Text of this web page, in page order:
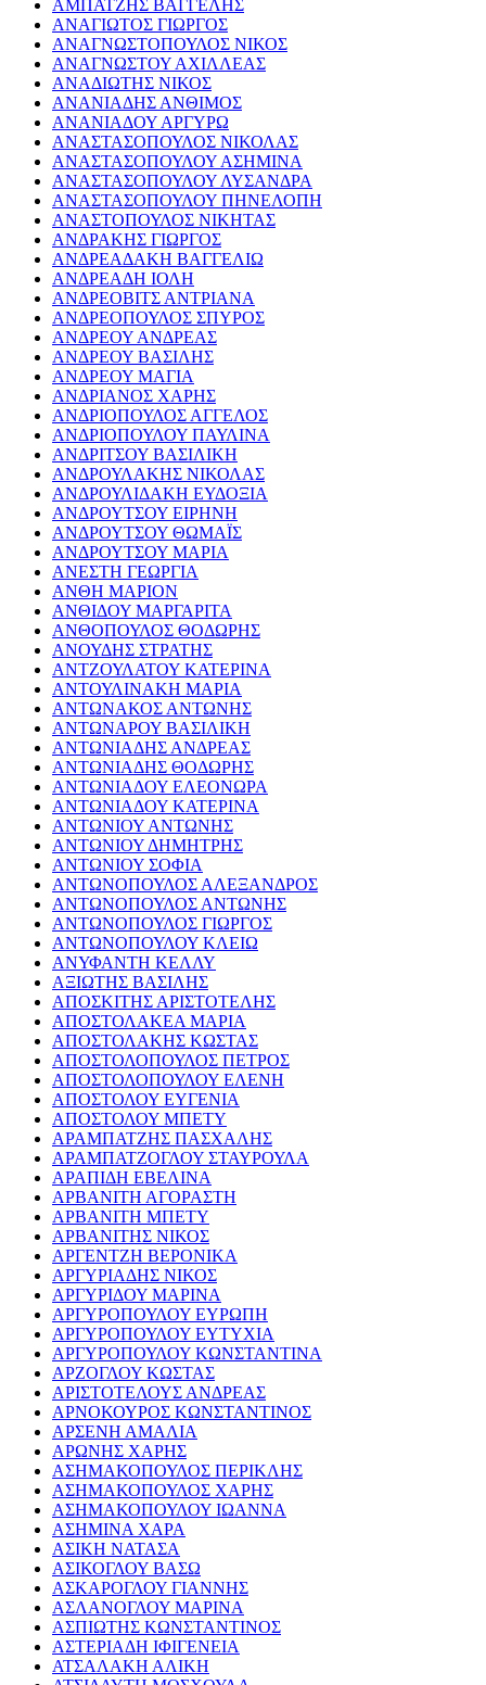
ΑΜΠΑΤΖΗΣ ΒΑΓΓΕΛΗΣ
ΑΝΑΓΙΩΤΟΣ ΓΙΩΡΓΟΣ
ΑΝΑΓΝΩΣΤΟΠΟΥΛΟΣ ΝΙΚΟΣ
ΑΝΑΓΝΩΣΤΟΥ ΑΧΙΛΛΕΑΣ
ΑΝΑΔΙΩΤΗΣ ΝΙΚΟΣ
ΑΝΑΝΙΑΔΗΣ ΑΝΘΙΜΟΣ
ΑΝΑΝΙΑΔΟΥ ΑΡΓΥΡΩ
ΑΝΑΣΤΑΣΟΠΟΥΛΟΣ ΝΙΚΟΛΑΣ
ΑΝΑΣΤΑΣΟΠΟΥΛΟΥ ΑΣΗΜΙΝΑ
ΑΝΑΣΤΑΣΟΠΟΥΛΟΥ ΛΥΣΑΝΔΡΑ
ΑΝΑΣΤΑΣΟΠΟΥΛΟΥ ΠΗΝΕΛΟΠΗ
ΑΝΑΣΤΟΠΟΥΛΟΣ ΝΙΚΗΤΑΣ
ΑΝΔΡΑΚΗΣ ΓΙΩΡΓΟΣ
ΑΝΔΡΕΑΔΑΚΗ ΒΑΓΓΕΛΙΩ
ΑΝΔΡΕΑΔΗ ΙΟΛΗ
ΑΝΔΡΕΟΒΙΤΣ ΑΝΤΡΙΑΝΑ
ΑΝΔΡΕΟΠΟΥΛΟΣ ΣΠΥΡΟΣ
ΑΝΔΡΕΟΥ ΑΝΔΡΕΑΣ
ΑΝΔΡΕΟΥ ΒΑΣΙΛΗΣ
ΑΝΔΡΕΟΥ ΜΑΓΙΑ
ΑΝΔΡΙΑΝΟΣ ΧΑΡΗΣ
ΑΝΔΡΙΟΠΟΥΛΟΣ ΑΓΓΕΛΟΣ
ΑΝΔΡΙΟΠΟΥΛΟΥ ΠΑΥΛΙΝΑ
ΑΝΔΡΙΤΣΟΥ ΒΑΣΙΛΙΚΗ
ΑΝΔΡΟΥΛΑΚΗΣ ΝΙΚΟΛΑΣ
ΑΝΔΡΟΥΛΙΔΑΚΗ ΕΥΔΟΞΙΑ
ΑΝΔΡΟΥΤΣΟΥ ΕΙΡΗΝΗ
ΑΝΔΡΟΥΤΣΟΥ ΘΩΜΑΪΣ
ΑΝΔΡΟΥΤΣΟΥ ΜΑΡΙΑ
ΑΝΕΣΤΗ ΓΕΩΡΓΙΑ
ΑΝΘΗ ΜΑΡΙΟΝ
ΑΝΘΙΔΟΥ ΜΑΡΓΑΡΙΤΑ
ΑΝΘΟΠΟΥΛΟΣ ΘΟΔΩΡΗΣ
ΑΝΟΥΔΗΣ ΣΤΡΑΤΗΣ
ΑΝΤΖΟΥΛΑΤΟΥ ΚΑΤΕΡΙΝΑ
ΑΝΤΟΥΛΙΝΑΚΗ ΜΑΡΙΑ
ΑΝΤΩΝΑΚΟΣ ΑΝΤΩΝΗΣ
ΑΝΤΩΝΑΡΟΥ ΒΑΣΙΛΙΚΗ
ΑΝΤΩΝΙΑΔΗΣ ΑΝΔΡΕΑΣ
ΑΝΤΩΝΙΑΔΗΣ ΘΟΔΩΡΗΣ
ΑΝΤΩΝΙΑΔΟΥ ΕΛΕΟΝΩΡΑ
ΑΝΤΩΝΙΑΔΟΥ ΚΑΤΕΡΙΝΑ
ΑΝΤΩΝΙΟΥ ΑΝΤΩΝΗΣ
ΑΝΤΩΝΙΟΥ ΔΗΜΗΤΡΗΣ
ΑΝΤΩΝΙΟΥ ΣΟΦΙΑ
ΑΝΤΩΝΟΠΟΥΛΟΣ ΑΛΕΞΑΝΔΡΟΣ
ΑΝΤΩΝΟΠΟΥΛΟΣ ΑΝΤΩΝΗΣ
ΑΝΤΩΝΟΠΟΥΛΟΣ ΓΙΩΡΓΟΣ
ΑΝΤΩΝΟΠΟΥΛΟΥ ΚΛΕΙΩ
ΑΝΥΦΑΝΤΗ ΚΕΛΛΥ
ΑΞΙΩΤΗΣ ΒΑΣΙΛΗΣ
ΑΠΟΣΚΙΤΗΣ ΑΡΙΣΤΟΤΕΛΗΣ
ΑΠΟΣΤΟΛΑΚΕΑ ΜΑΡΙΑ
ΑΠΟΣΤΟΛΑΚΗΣ ΚΩΣΤΑΣ
ΑΠΟΣΤΟΛΟΠΟΥΛΟΣ ΠΕΤΡΟΣ
ΑΠΟΣΤΟΛΟΠΟΥΛΟΥ ΕΛΕΝΗ
ΑΠΟΣΤΟΛΟΥ ΕΥΓΕΝΙΑ
ΑΠΟΣΤΟΛΟΥ ΜΠΕΤΥ
ΑΡΑΜΠΑΤΖΗΣ ΠΑΣΧΑΛΗΣ
ΑΡΑΜΠΑΤΖΟΓΛΟΥ ΣΤΑΥΡΟΥΛΑ
ΑΡΑΠΙΔΗ ΕΒΕΛΙΝΑ
ΑΡΒΑΝΙΤΗ ΑΓΟΡΑΣΤΗ
ΑΡΒΑΝΙΤΗ ΜΠΕΤΥ
ΑΡΒΑΝΙΤΗΣ ΝΙΚΟΣ
ΑΡΓΕΝΤΖΗ ΒΕΡΟΝΙΚΑ
ΑΡΓΥΡΙΑΔΗΣ ΝΙΚΟΣ
ΑΡΓΥΡΙΔΟΥ ΜΑΡΙΝΑ
ΑΡΓΥΡΟΠΟΥΛΟΥ ΕΥΡΩΠΗ
ΑΡΓΥΡΟΠΟΥΛΟΥ ΕΥΤΥΧΙΑ
ΑΡΓΥΡΟΠΟΥΛΟΥ ΚΩΝΣΤΑΝΤΙΝΑ
ΑΡΖΟΓΛΟΥ ΚΩΣΤΑΣ
ΑΡΙΣΤΟΤΕΛΟΥΣ ΑΝΔΡΕΑΣ
ΑΡΝΟΚΟΥΡΟΣ ΚΩΝΣΤΑΝΤΙΝΟΣ
ΑΡΣΕΝΗ ΑΜΑΛΙΑ
ΑΡΩΝΗΣ ΧΑΡΗΣ
ΑΣΗΜΑΚΟΠΟΥΛΟΣ ΠΕΡΙΚΛΗΣ
ΑΣΗΜΑΚΟΠΟΥΛΟΣ ΧΑΡΗΣ
ΑΣΗΜΑΚΟΠΟΥΛΟΥ ΙΩΑΝΝΑ
ΑΣΗΜΙΝΑ ΧΑΡΑ
ΑΣΙΚΗ ΝΑΤΑΣΑ
ΑΣΙΚΟΓΛΟΥ ΒΑΣΩ
ΑΣΚΑΡΟΓΛΟΥ ΓΙΑΝΝΗΣ
ΑΣΛΑΝΟΓΛΟΥ ΜΑΡΙΝΑ
ΑΣΠΙΩΤΗΣ ΚΩΝΣΤΑΝΤΙΝΟΣ
ΑΣΤΕΡΙΑΔΗ ΙΦΙΓΕΝΕΙΑ
ΑΤΣΑΛΑΚΗ ΑΛΙΚΗ